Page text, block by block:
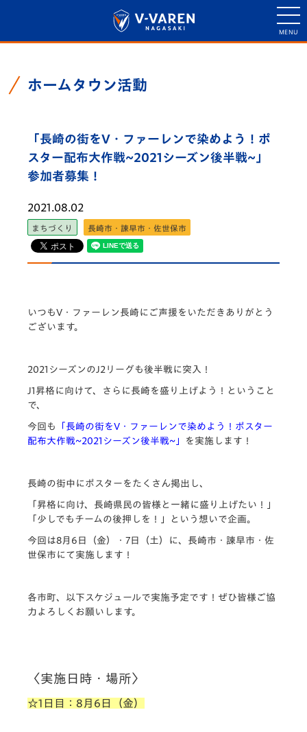
ホームタウン活動
「長崎の街をV・ファーレンで染めよう！ポ
スター配布大作戦~2021シーズン後半戦~」
参加者募集！
2021.08.02
まちづくり 長崎市・諫早市・佐世保市
いつもV・ファーレン長崎にご声援をいただきありがとう
ございます。
2021シーズンのJ2リーグも後半戦に突入！
J1昇格に向けて、さらに長崎を盛り上げよう！ということ
で、
今回も
「長崎の街をV・ファーレンで染めよう！ポスター
配布大作戦~2021シーズン後半戦~」
を実施します！
長崎の街中にポスターをたくさん掲出し、
「昇格に向け、長崎県民の皆様と一緒に盛り上げたい！」
「少しでもチームの後押しを！」という想いで企画。
今回は8月6日（金）・7日（土）に、長崎市・諫早市・佐
世保市にて実施します！
各市町、以下スケジュールで実施予定です！ぜひ皆様ご協
力よろしくお願いします。
〈実施日時・場所〉
☆1日目：8月6日（金）